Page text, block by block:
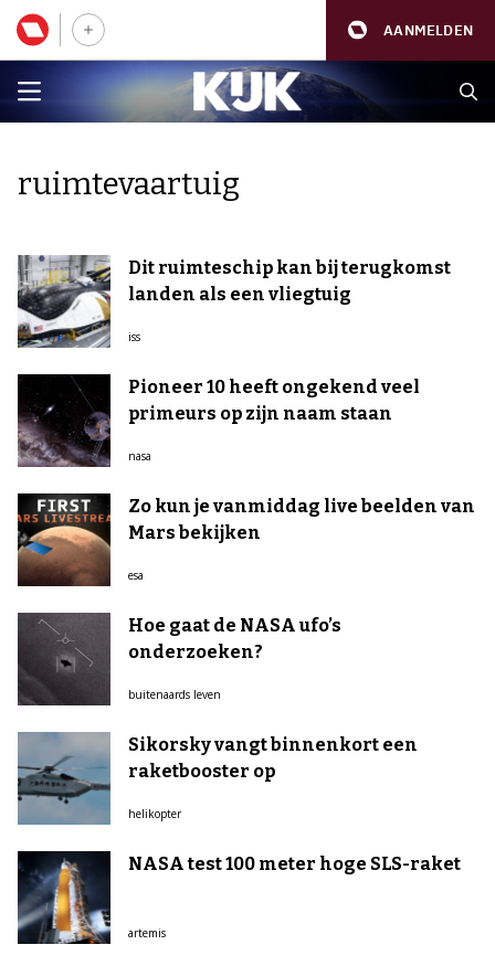
AANMELDEN
ruimtevaartuig
Dit ruimteschip kan bij terugkomst
landen als een vliegtuig
iss
Pioneer 10 heeft ongekend veel
primeurs op zijn naam staan
nasa
Zo kun je vanmiddag live beelden van
Mars bekijken
esa
Hoe gaat de NASA ufo’s
onderzoeken?
buitenaards leven
Sikorsky vangt binnenkort een
raketbooster op
helikopter
NASA test 100 meter hoge SLS-raket
artemis